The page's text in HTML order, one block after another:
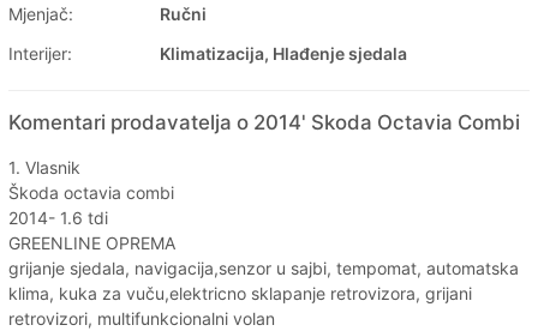
Mjenjač:
Ručni
Interijer:
Klimatizacija, Hlađenje sjedala
Komentari prodavatelja o 2014' Skoda Octavia Combi
1. Vlasnik
Škoda octavia combi
2014- 1.6 tdi
GREENLINE OPREMA
grijanje sjedala, navigacija,senzor u sajbi, tempomat, automatska
klima, kuka za vuču,elektricno sklapanje retrovizora, grijani
retrovizori, multifunkcionalni volan